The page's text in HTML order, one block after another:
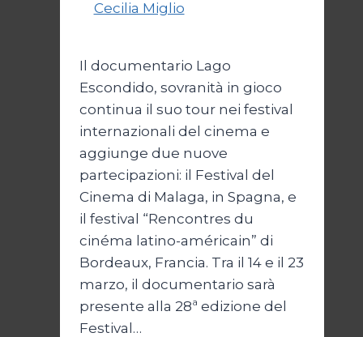
Cecilia Miglio
Il documentario Lago
Escondido, sovranità in gioco
continua il suo tour nei festival
internazionali del cinema e
aggiunge due nuove
partecipazioni: il Festival del
Cinema di Malaga, in Spagna, e
il festival “Rencontres du
cinéma latino-américain” di
Bordeaux, Francia. Tra il 14 e il 23
marzo, il documentario sarà
presente alla 28ª edizione del
Festival…